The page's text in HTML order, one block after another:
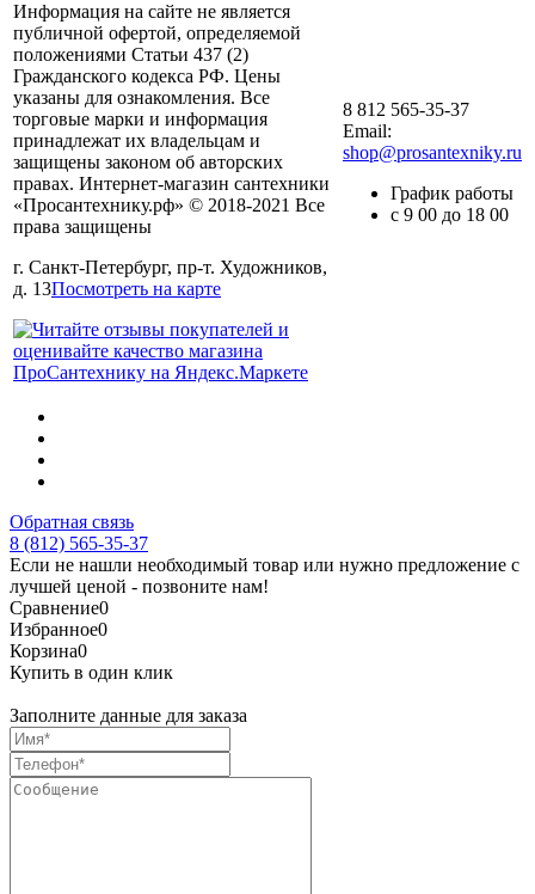
Информация на сайте не является
публичной офертой, определяемой
положениями Статьи 437 (2)
Гражданского кодекса РФ. Цены
указаны для ознакомления. Все
торговые марки и информация
принадлежат их владельцам и
защищены законом об авторских
правах. Интернет-магазин сантехники
«Просантехнику.рф» © 2018-2021 Все
права защищены
г. Санкт-Петербург, пр-т. Художников,
д. 13Посмотреть на карте
8 812 565-35-37
Email:
shop@prosantexniky.ru
График работы
с 9 00 до 18 00
Обратная связь
8 (812) 565-35-37
Если не нашли необходимый товар или нужно предложение с
лучшей ценой - позвоните нам!
Сравнение0
Избранное0
Корзина0
Купить в один клик
Заполните данные для заказа